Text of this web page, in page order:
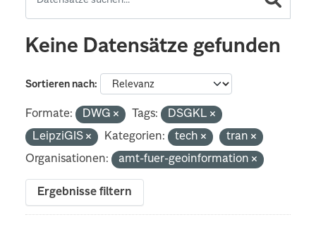
Keine Datensätze gefunden
Sortieren nach
Formate: DWG Tags:
DSGKL
LeipziGIS
Kategorien: tech
tran
Organisationen:
amt-fuer-geoinformation
Ergebnisse filtern